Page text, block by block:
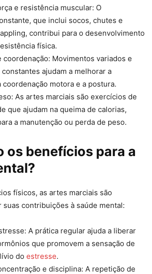
e resistência muscular: O
que inclui socos, chutes e
contribui para o desenvolvimento
física.
coordenação: Movimentos variados e
ajudam a melhorar a
motora e a postura.
As artes marciais são exercícios de
que ajudam na queima de calorias,
a manutenção ou perda de peso.
os benefícios para a
físicos, as artes marciais são
suas contribuições à saúde mental:
A prática regular ajuda a liberar
que promovem a sensação de
do estresse.
e disciplina: A repetição de